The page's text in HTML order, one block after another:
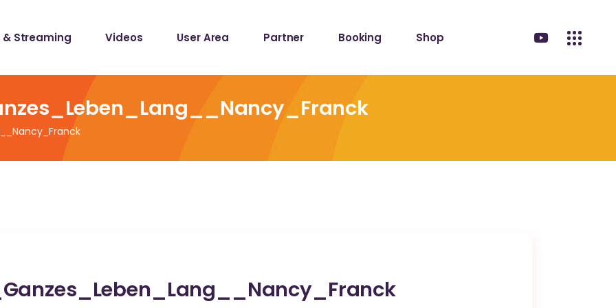
& Streaming Videos User Area Partner Booking Shop